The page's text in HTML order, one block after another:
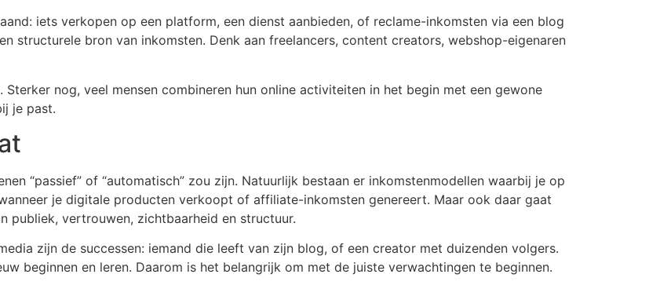
iets verkopen op een platform, een dienst aanbieden, of reclame-inkomsten via een blog
structurele bron van inkomsten. Denk aan freelancers, content creators, webshop-eigenaren
nog, veel mensen combineren hun online activiteiten in het begin met een gewone
je past.
“passief” of “automatisch” zou zijn. Natuurlijk bestaan er inkomstenmodellen waarbij je op
je digitale producten verkoopt of affiliate-inkomsten genereert. Maar ook daar gaat
publiek, vertrouwen, zichtbaarheid en structuur.
zijn de successen: iemand die leeft van zijn blog, of een creator met duizenden volgers.
beginnen en leren. Daarom is het belangrijk om met de juiste verwachtingen te beginnen.